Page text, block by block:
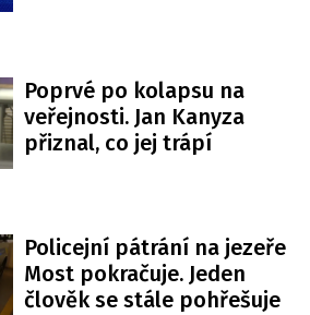
Poprvé po kolapsu na
veřejnosti. Jan Kanyza
přiznal, co jej trápí
Policejní pátrání na jezeře
Most pokračuje. Jeden
člověk se stále pohřešuje